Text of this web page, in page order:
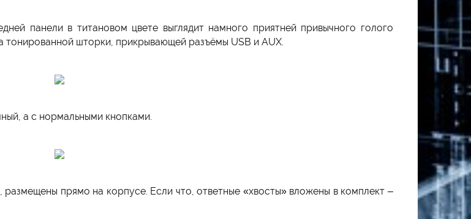
панели в титановом цвете выглядит намного приятней привычного голого
тонированной шторки, прикрывающей разъёмы USB и AUX.
а с нормальными кнопками.
прямо на корпусе. Если что, ответные «хвосты» вложены в комплект –